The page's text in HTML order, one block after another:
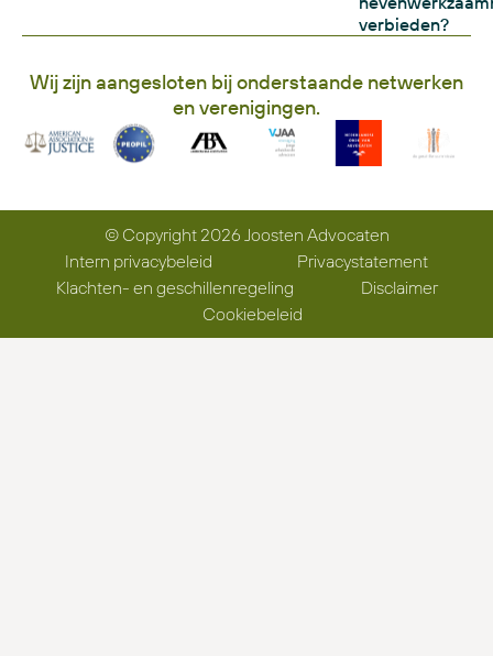
verbieden?
Wij zijn aangesloten bij onderstaande netwerken
en verenigingen.
© Copyright 2026 Joosten Advocaten
Intern privacybeleid
Privacystatement
Klachten- en geschillenregeling
Disclaimer
Cookiebeleid